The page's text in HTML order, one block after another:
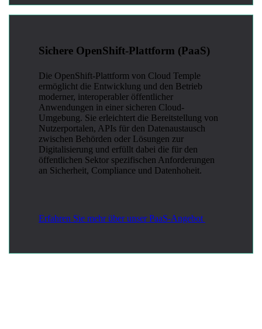
Sichere OpenShift-Plattform (PaaS)
Die OpenShift-Plattform von Cloud Temple
ermöglicht die Entwicklung und den Betrieb
moderner, interoperabler öffentlicher
Anwendungen in einer sicheren Cloud-
Umgebung. Sie erleichtert die Bereitstellung von
Nutzerportalen, APIs für den Datenaustausch
zwischen Behörden oder Lösungen zur
Digitalisierung und erfüllt dabei die für den
öffentlichen Sektor spezifischen Anforderungen
an Sicherheit, Compliance und Datenhoheit.
Erfahren Sie mehr über unser PaaS-Angebot